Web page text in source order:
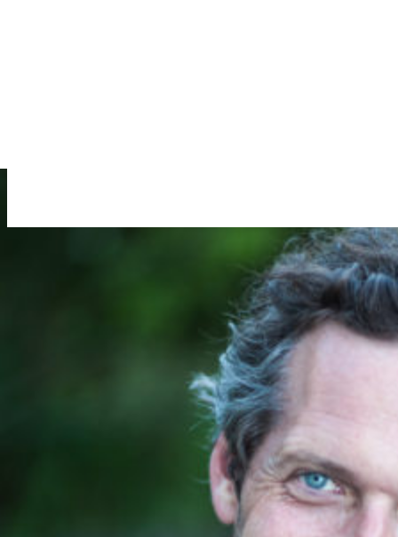
"The Inner Circle" - The Primeminister
2025 STENBECK / FLX / regi Goran Kapetanović
2025 KÄRLEK FÅREVER / Netflix / regi Staffan